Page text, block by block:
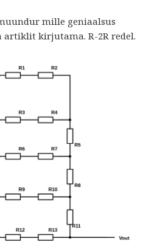
mille geniaalsus
artiklit kirjutama. R-2R redel.